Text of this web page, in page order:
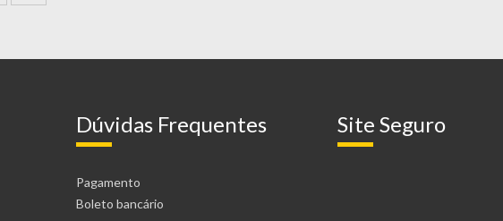
Dúvidas Frequentes
Pagamento
Boleto bancário
Site Seguro